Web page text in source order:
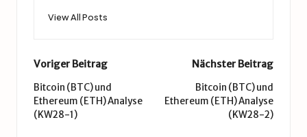
View All Posts
Post
navigation
Voriger Beitrag
Bitcoin (BTC) und
Ethereum (ETH) Analyse
(KW28-1)
Nächster Beitrag
Bitcoin (BTC) und
Ethereum (ETH) Analyse
(KW28-2)